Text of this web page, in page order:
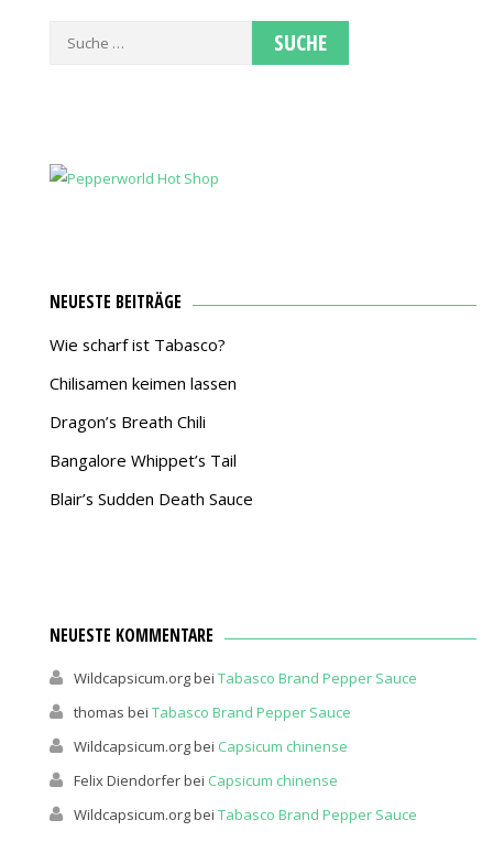
Suche
NEUESTE BEITRÄGE
Wie scharf ist Tabasco?
Chilisamen keimen lassen
Dragon’s Breath Chili
Bangalore Whippet’s Tail
Blair’s Sudden Death Sauce
NEUESTE KOMMENTARE
Wildcapsicum.orgbei Tabasco Brand Pepper Sauce
thomas bei Tabasco Brand Pepper Sauce
Wildcapsicum.orgbei Capsicum chinense
Felix Diendorferbei Capsicum chinense
Wildcapsicum.orgbei Tabasco Brand Pepper Sauce